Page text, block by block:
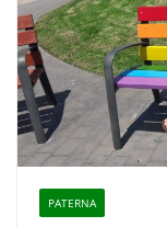
PATERNA